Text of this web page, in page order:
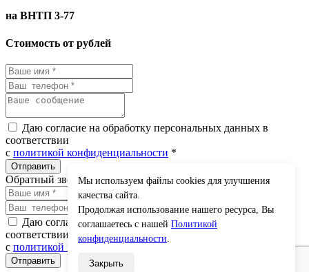
на ВНТП 3-77
Стоимость от рублей
Даю согласие на обработку персональных данных в
соответствии
с политикой конфиденциальности *
Обратный звонок
Даю согласие на обработку персональных данных в
соответствии
с политикой конфиденциальности
Мы используем файлы cookies для улучшения
качества сайта.
Продолжая использование нашего ресурса, Вы
соглашаетесь с нашей Политикой
конфиденциальности.
Закрыть